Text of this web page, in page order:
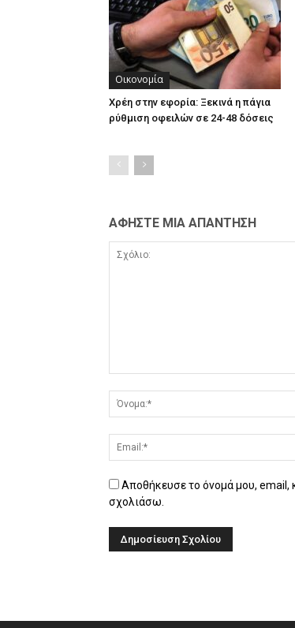
Οικονομία
Χρέη στην εφορία: Ξεκινά η πάγια
ρύθμιση οφειλών σε 24-48 δόσεις
ΑΦΗΣΤΕ ΜΙΑ ΑΠΑΝΤΗΣΗ
Αποθήκευσε το όνομά μου, email,
σχολιάσω.